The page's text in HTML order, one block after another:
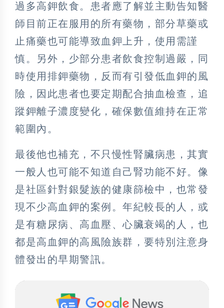
過多高鉀飲食。患者應了解並主動告知醫
師目前正在服用的所有藥物，部分草藥或
止痛藥也可能導致血鉀上升，使用需謹
慎。另外，少部分患者飲食控制過嚴，同
時使用排鉀藥物，反而有引發低血鉀的風
險，因此患者也要定期配合抽血檢查，追
蹤鉀離子濃度變化，確保數值維持在正常
範圍內。
最後他也補充，不只慢性腎臟病患，其實
一般人也可能不知道自己腎功能不好。像
是社區針對銀髮族的健康篩檢中，也常發
現不少高血鉀的案例。年紀較長的人，或
是有糖尿病、高血壓、心臟衰竭的人，也
都是高血鉀的高風險族群，要特別注意身
體發出的早期警訊。